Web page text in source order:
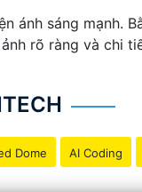
ánh sáng mạnh.
rõ ràng và chi
Dome AI Coding